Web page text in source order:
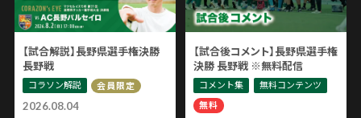
2026.08.04
【試合解説】長野県選手権決勝
長野戦
コラソン解説 会員限定
【試合後コメント】長野県選手権
決勝 長野戦 ※無料配信
コメント集
無料コンテンツ
無料